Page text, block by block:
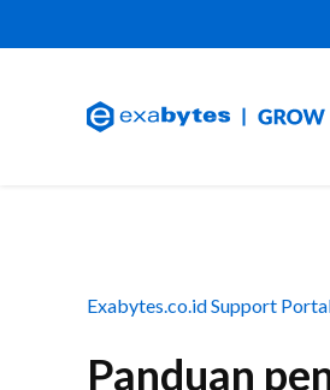
Exabytes.co.id Support
Panduan